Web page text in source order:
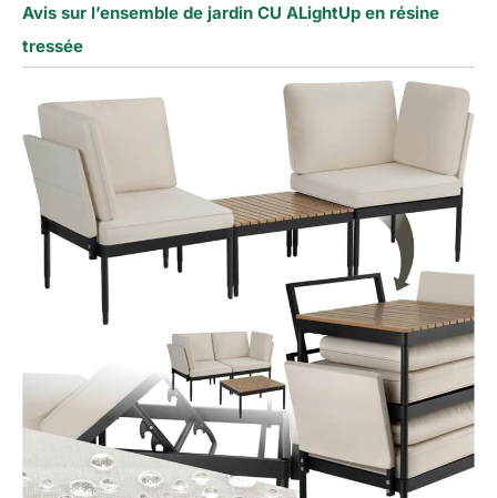
Avis sur l’ensemble de jardin CU ALightUp en résine
tressée